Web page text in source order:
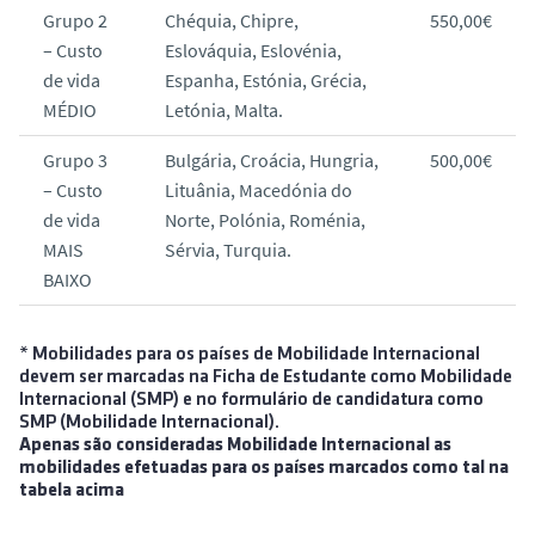
Grupo 2
– Custo
de vida
MÉDIO
Chéquia, Chipre,
Eslováquia, Eslovénia,
Espanha, Estónia, Grécia,
Letónia, Malta.
550,00€
Grupo 3
– Custo
de vida
MAIS
BAIXO
Bulgária, Croácia, Hungria,
Lituânia, Macedónia do
Norte, Polónia, Roménia,
Sérvia, Turquia.
500,00€
* Mobilidades para os países de Mobilidade Internacional
devem ser marcadas na Ficha de Estudante como Mobilidade
Internacional (SMP) e no formulário de candidatura como
SMP (Mobilidade Internacional).
Apenas são consideradas Mobilidade Internacional as
mobilidades efetuadas para os países marcados como tal na
tabela acima